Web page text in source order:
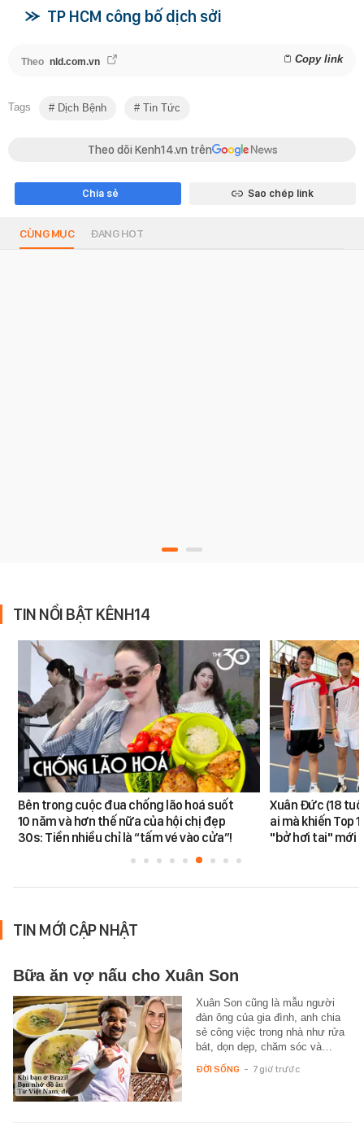
TP HCM công bố dịch sởi
Theo nld.com.vn Copy link
Tags Dịch Bệnh Tin Tức
Theo dõi Kenh14.vn trên
Chia sẻ Sao chép link
CÙNG MỤC ĐANG HOT
TIN NỔI BẬT KÊNH14
Bên trong cuộc đua chống lão hoá suốt
10 năm và hơn thế nữa của hội chị đẹp
30s: Tiền nhiều chỉ là “tấm vé vào cửa”!
Xuân Đức (18
ai mà khiến Top
"bở hơi tai" mới
TIN MỚI CẬP NHẬT
Bữa ăn vợ nấu cho Xuân Son
Xuân Son cũng là mẫu người
đàn ông của gia đình, anh chia
sẻ công việc trong nhà như rửa
bát, dọn dẹp, chăm sóc và…
ĐỜI SỐNG - 7 giờ trước